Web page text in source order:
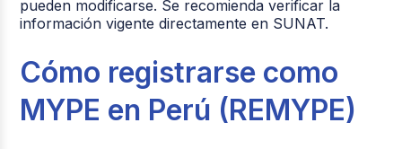
pueden modificarse. Se recomienda verificar la
información vigente directamente en SUNAT.
Cómo registrarse como
MYPE en Perú (REMYPE)